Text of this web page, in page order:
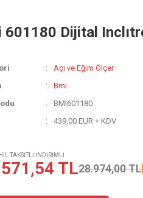
601180 Dijital
Açı ve Eğim Ölçer
Bmi
BMI601180
439,00 EUR + KDV
TAKSİTLİ İNDİRİMLİ
TL28.974,00 TL